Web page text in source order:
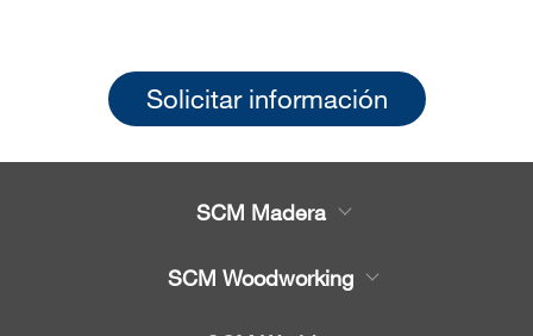
Solicitar información
SCM Madera
SCM Woodworking